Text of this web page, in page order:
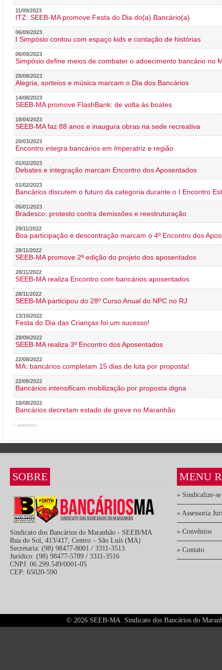
11/09/2023
ITZ: SEEB-MA promove Festa do Dia do(a) Bancário(a)
06/09/2023
I Simpósio contou com espaço kids e contação de histórias
06/09/2023
Simpósio define meios de combater o adoecimento bancário no
28/08/2023
Alegria, sorteios e música marcam o Dia dos Bancários
14/08/2023
SEEB-MA promove FlashBank: de volta às boates
18/04/2023
SEEB-MA faz 88 anos e inaugura obras na sede recreativa
20/03/2023
Encontro integra bancários em Imperatriz e região
01/02/2023
Debates e integração marcam Encontro dos Aposentados
01/02/2023
Bancários discutem o futuro da categoria durante o I Encontro
05/01/2023
Bradesco: protesto contra demissões e reestruturação
29/11/2022
Boa participação e descontração marcam o 4º Encontro dos
28/11/2022
SEEB-MA promove 2ª edição do projeto dos aposentados
28/11/2022
SEEB-MA realiza Encontro com bancários aposentados
28/11/2022
SEEB-MA participou do 28º Curso Anual do NPC no RJ
13/10/2022
Festa do Dia das Crianças foi um sucesso!
28/09/2022
SEEB-MA realiza 3º Encontro dos Aposentados
22/08/2022
MA: bancários completam 15 dias de luta por proposta!
22/08/2022
Bancários intensificam mobilização por proposta digna
18/08/2022
Bancários decretam estado de greve no Maranhão
« anterior
SOBRE
Sindicato dos Bancários do Maranhão - SEEB/MA
Rua do Sol, 413/417, Centro – São Luís (MA)
Secretaria: (98) 98477-8001 / 3311-3513
Jurídico: (98) 98477-5789 / 3311-3516
CNPJ: 06.299.549/0001-05
CEP: 65020-590
MENU
» Sindicalize-se
» Assessoria
» Convênios
» Contato
© 2026 SEEB-MA. Sindicato dos Bancários do